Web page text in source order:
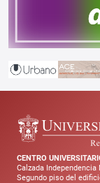
CENTRO
Calzada Independencia
Segundo piso del